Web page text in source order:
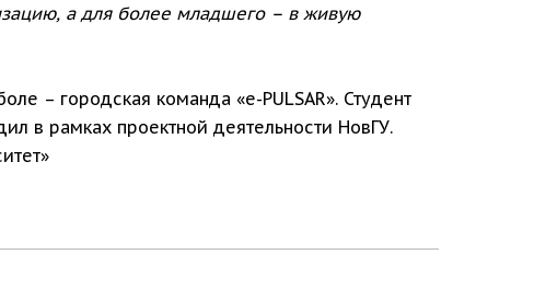
а для более младшего – в живую
– городская команда «e-PULSAR». Студент
в рамках проектной деятельности НовГУ.